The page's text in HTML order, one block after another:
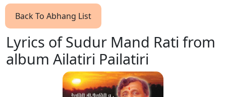
Back To Abhang List
Lyrics of Sudur Mand Rati from
album Ailatiri Pailatiri